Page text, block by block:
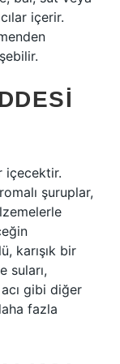
içerir.
içecektir.
şuruplar,
karışık bir
suları,
gibi diğer
fazla